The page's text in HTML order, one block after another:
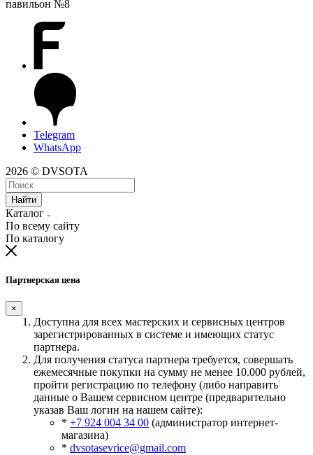
павильон №8
Telegram
WhatsApp
2026 © DVSOTA
Найти
Каталог
По всему сайту
По каталогу
Партнерская цена
×
Доступна для всех мастерских и сервисных центров
зарегистрированных в системе и имеющих статус
партнера.
Для получения статуса партнера требуется, совершать
ежемесячные покупки на сумму не менее 10.000 рублей,
пройти регистрацию по телефону (либо направить
данные о Вашем сервисном центре (предварительно
указав Ваш логин на нашем сайте):
* +7 924 004 34 00 (администратор интернет-
магазина)
* dvsotasevrice@gmail.com